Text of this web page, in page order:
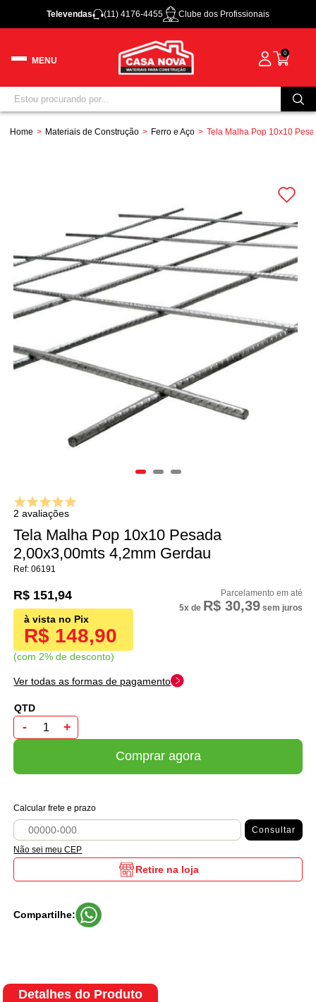
Televendas (11) 4176-4455 Clube dos Profissionais
0
Home Materiais de Construção Ferro e Aço Tela Malha Pop 10x10
2 avaliações
Tela Malha Pop 10x10 Pesada
2,00x3,00mts 4,2mm Gerdau
06191
R$ 148,90
com 2% de desconto
R$ 151,94
5x de R$ 30,39sem juros
Ver todas as formas de pagamento
- +
Comprar agora
Calcular frete e prazo
Consultar
Não sei meu CEP
Retire na loja
Compartilhe:
Detalhes do Produto